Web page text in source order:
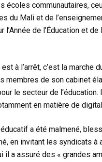
écoles communautaires,
du Mali et de
l’Année de l’Éducation et
à l’arrêt, c’est la
membres de son cabinet
le secteur de
en matière de
a été malmené,
en invitant les syndicats à
il a assuré des « grandes